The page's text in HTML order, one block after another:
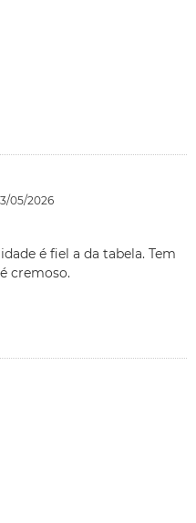
05/2026
é fiel a da tabela. Tem
cremoso.